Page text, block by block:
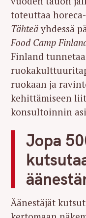
toteuttaa
Tähteä yhdessä
Food Camp
Finland
ruokaan ja
kehittämiseen
konsultoinnin
Jopa
Äänestäjät